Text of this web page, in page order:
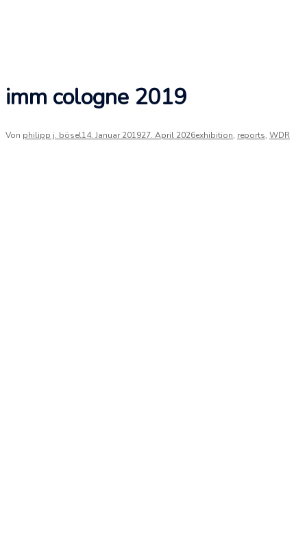
imm cologne 2019
Von philipp j. bösel14. Januar 201927. April 2026exhibition, reports, WDR